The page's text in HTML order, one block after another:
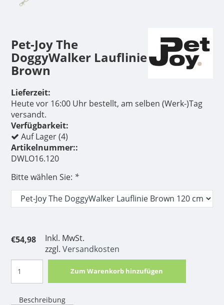
Pet-Joy The
DoggyWalker Lauflinie
Brown
Lieferzeit:
Heute vor 16:00 Uhr bestellt, am selben (Werk-)Tag
versandt.
Verfügbarkeit:
Auf Lager (4)
Artikelnummer::
DWLO16.120
Bitte wählen Sie: *
€54,98
Inkl. MwSt.
zzgl. Versandkosten
Zum Warenkorb hinzufügen
Beschreibung